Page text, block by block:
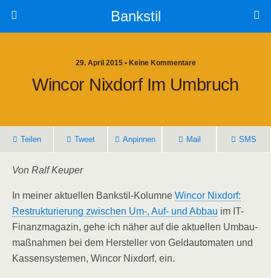
Bankstil
29. April 2015 • Keine Kommentare
Win­cor Nix­dorf Im Umbruch
Tei­len Tweet Anpin­nen Mail SMS
Von Ralf Keuper
In mei­ner aktu­el­len Bank­stil-Kolum­ne Win­cor Nix­dorf:
Restruk­tu­rie­rung zwi­schen Um‑, Auf- und Abbau im IT-
Finanz­ma­ga­zin, gehe ich näher auf die aktu­el­len Umbau­
maß­nah­men bei dem Her­stel­ler von Geld­au­to­ma­ten und
Kas­sen­sys­te­men, Win­cor Nix­dorf, ein.